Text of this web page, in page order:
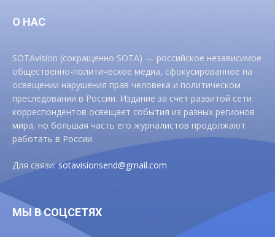
О НАС
SOTAvision (сокращенно SOTA) — российское независимое
общественно-политическое медиа, сфокусированное на
освещении нарушения прав человека и политическом
преследовании в России. Издание за счет развитой сети
корреспондентов освещает события из разных регионов
мира, но большая часть его журналистов продолжают
работать в России.
Для связи:sotavisionsend@gmail.com
МЫ В СОЦСЕТЯХ